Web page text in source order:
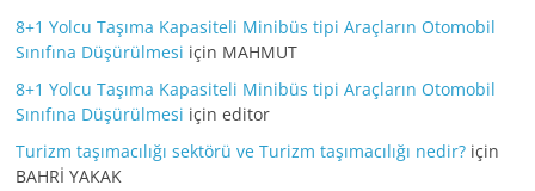
8+1 Yolcu Taşıma Kapasiteli Minibüs tipi Araçların Otomobil
Sınıfına Düşürülmesi için MAHMUT
8+1 Yolcu Taşıma Kapasiteli Minibüs tipi Araçların Otomobil
Sınıfına Düşürülmesi içineditor
Turizm taşımacılığı sektörü ve Turizm taşımacılığı nedir? için
BAHRİ YAKAK